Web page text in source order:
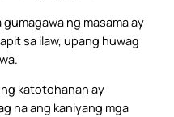
gumagawa ng masama ay
sa ilaw, upang huwag
katotohanan ay
na ang kaniyang mga